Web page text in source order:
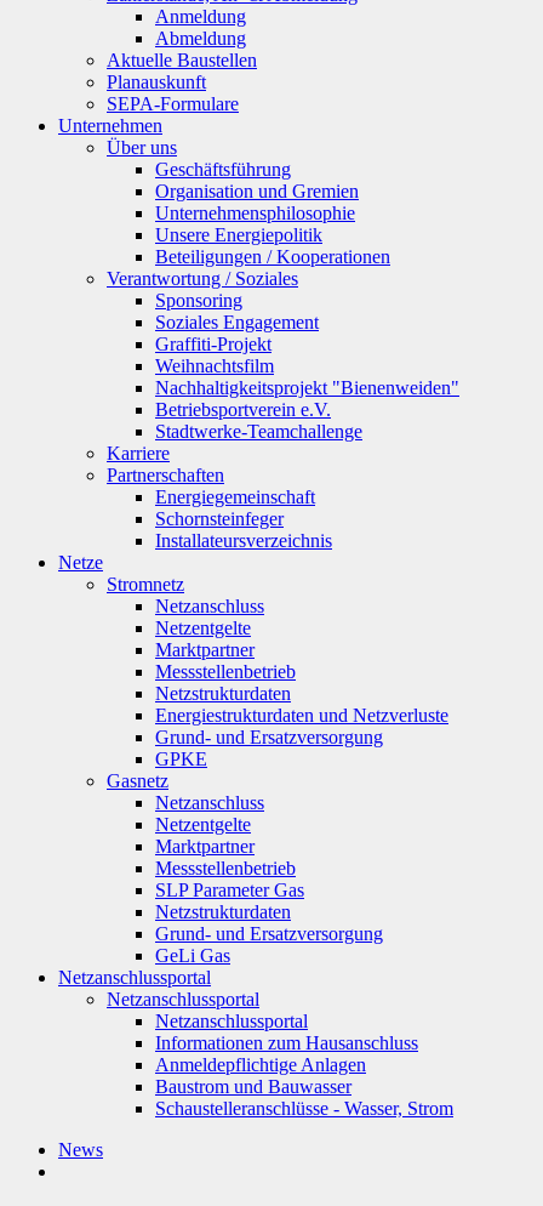
Anmeldung
Abmeldung
Aktuelle Baustellen
Planauskunft
SEPA-Formulare
Unternehmen
Über uns
Geschäftsführung
Organisation und Gremien
Unternehmensphilosophie
Unsere Energiepolitik
Beteiligungen / Kooperationen
Verantwortung / Soziales
Sponsoring
Soziales Engagement
Graffiti-Projekt
Weihnachtsfilm
Nachhaltigkeitsprojekt "Bienenweiden"
Betriebsportverein e.V.
Stadtwerke-Teamchallenge
Karriere
Partnerschaften
Energiegemeinschaft
Schornsteinfeger
Installateursverzeichnis
Netze
Stromnetz
Netzanschluss
Netzentgelte
Marktpartner
Messstellenbetrieb
Netzstrukturdaten
Energiestrukturdaten und Netzverluste
Grund- und Ersatzversorgung
GPKE
Gasnetz
Netzanschluss
Netzentgelte
Marktpartner
Messstellenbetrieb
SLP Parameter Gas
Netzstrukturdaten
Grund- und Ersatzversorgung
GeLi Gas
Netzanschlussportal
Netzanschlussportal
Netzanschlussportal
Informationen zum Hausanschluss
Anmeldepflichtige Anlagen
Baustrom und Bauwasser
Schaustelleranschlüsse - Wasser, Strom
News